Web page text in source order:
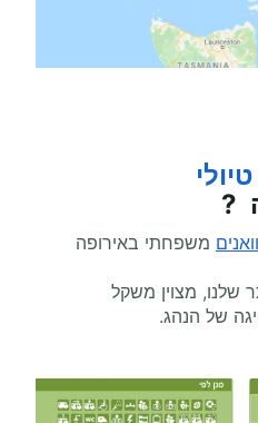
טיולי
?
משפחתי באירופה
שלנו, מצוין משקל
של הנהג.